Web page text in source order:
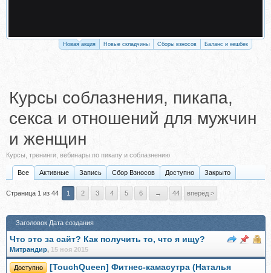
Новая акция Новые складчины Сборы взносов Баланс и кешбек
Курсы соблазнения, пикапа,
секса и отношений для мужчин
и женщин
Курсы, тренинги, вебинары по пикапу и соблазнению
Все Активные Запись Сбор Взносов Доступно Закрыто
Страница 1 из 44 1 2 3 4 5 6 → 44 вперёд >
Заголовок Дата создания
Что это за сайт? Как получить то, что я ищу?
Митрандир, 15 ноя 2015
Доступно
[TouchQueen] Фитнес-камасутра (Наталья